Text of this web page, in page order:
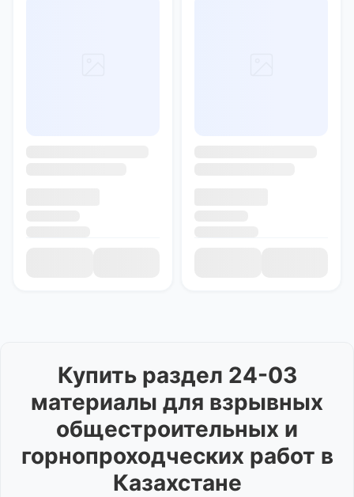
Купить раздел 24-03
материалы для взрывных
общестроительных и
горнопроходческих работ в
Казахстане